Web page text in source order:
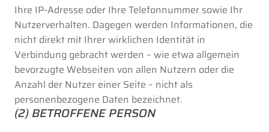
Ihre IP-Adresse oder Ihre Telefonnummer sowie Ihr
Nutzerverhalten. Dagegen werden Informationen, die
nicht direkt mit Ihrer wirklichen Identität in
Verbindung gebracht werden – wie etwa allgemein
bevorzugte Webseiten von allen Nutzern oder die
Anzahl der Nutzer einer Seite – nicht als
personenbezogene Daten bezeichnet.
(2) BETROFFENE PERSON